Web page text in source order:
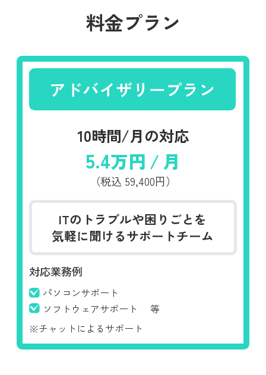
料金プラン
アドバイザリープラン
10時間/月の対応
5.4万円 / 月
（税込 59,400円）
ITのトラブルや困りごとを
気軽に聞けるサポートチーム
対応業務例
パソコンサポート
ソフトウェアサポート
等
※チャットによるサポート